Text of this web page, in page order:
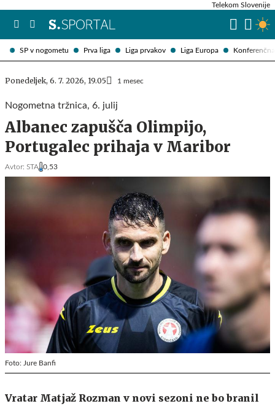
SP v nogometu Prva liga Liga prvakov Liga Europa
Telekom Slovenije
Ponedeljek, 6. 7. 2026, 19.05 1 mesec
Nogometna tržnica, 6. julij
Albanec zapušča Olimpijo,
Portugalec prihaja v Maribor
Avtor: STA 0,53
Foto: Jure Banfi
Vratar Matjaž Rozman v novi sezoni ne bo branil